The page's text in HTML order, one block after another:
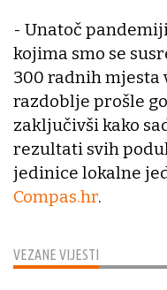
VEZANE VIJESTI
- Unatoč
kojima smo se
300 radnih mjesta
razdoblje prošle
zaključivši kako
rezultati svih
jedinice lokalne
Compas.hr.